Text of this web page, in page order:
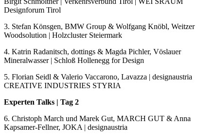
Designforum Tirol
3. Stefan Könsgen, BMW Group & Wolfgang Knöbl, Weitzer
Woodsolution | Holzcluster Steiermark
4. Katrin Radanitsch, dottings & Magda Pichler, Vöslauer
Mineralwasser | Schloß Hollenegg for Design
5. Florian Seidl & Valerio Vaccarono, Lavazza | designaustria
CREATIVE INDUSTRIES STYRIA
Experten Talks | Tag 2
6. Christoph March und Marek Gut, MARCH GUT & Anna
Kapsamer-Fellner, JOKA | designaustria